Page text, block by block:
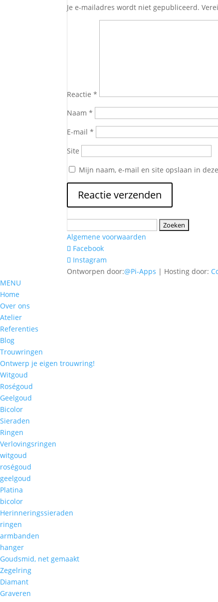
Je e-mailadres wordt niet gepubliceerd.
Reactie*
Naam*
E-mail*
Site
Mijn naam, e-mail en site opslaan in
naar:
Algemene voorwaarden
Facebook
Instagram
Ontworpen door:@Pi-Apps | Hosting door:
MENU
Home
Over ons
Atelier
Referenties
Blog
Trouwringen
Ontwerp je eigen trouwring!
Witgoud
Roségoud
Geelgoud
Bicolor
Sieraden
Ringen
Verlovingsringen
witgoud
roségoud
geelgoud
Platina
bicolor
Herinneringssieraden
ringen
armbanden
hanger
Goudsmid, net gemaakt
Zegelring
Diamant
Graveren